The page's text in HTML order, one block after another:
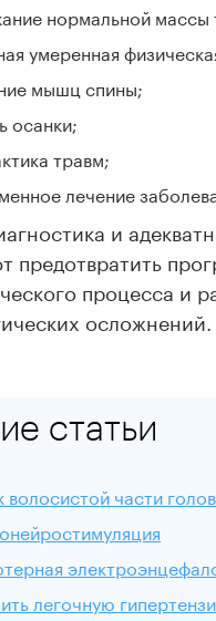
нормальной массы
умеренная
мышц спины;
осанки;
травм;
лечение
и
предотвратить
процесса и
осложнений.
статьи
части
легочную